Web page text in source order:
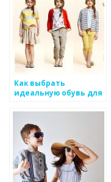
Как выбрать
идеальную обувь для
стиль